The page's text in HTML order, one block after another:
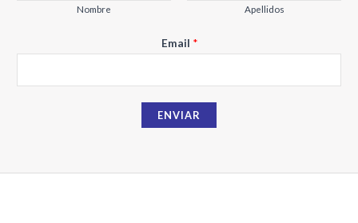
N
m
b
r
Nombre Apellidos
Email *
ENVIAR